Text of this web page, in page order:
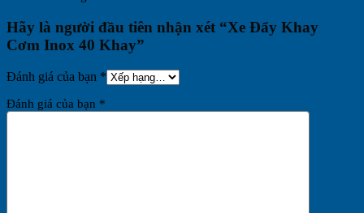
Hãy là người đầu tiên nhận xét “Xe Đẩy Khay
Cơm Inox 40 Khay”
Đánh giá của bạn *
Đánh giá của bạn *